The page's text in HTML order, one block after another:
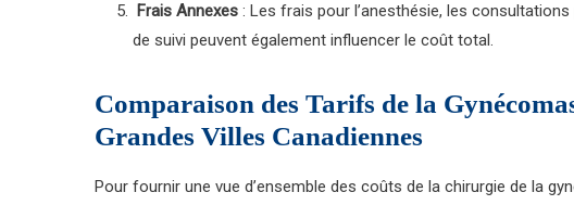
Frais Annexes : Les frais pour l’anesthésie, les
de suivi peuvent également influencer le coût total.
Comparaison des Tarifs de la
Grandes Villes Canadiennes
Pour fournir une vue d’ensemble des coûts de la chirurgie de la